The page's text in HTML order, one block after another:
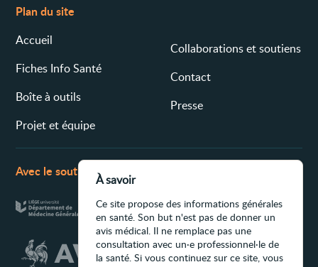
Plan du site
Accueil
Fiches Info Santé
Boîte à outils
Projet et équipe
Collaborations et soutiens
Contact
Presse
Avec le soutien de
À savoir
Ce site propose des informations générales
en santé. Son but n'est pas de donner un
avis médical. Il ne remplace pas une
consultation avec un·e professionnel·le de
la santé. Si vous continuez sur ce site, vous